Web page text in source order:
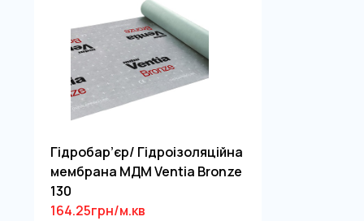
Гідробар’єр/ Гідроізоляційна
мембрана МДМ Ventia Bronze
130
164.25грн/м.кв